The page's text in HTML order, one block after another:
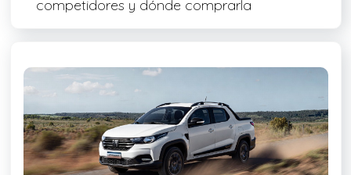
competidores y dónde comprarla